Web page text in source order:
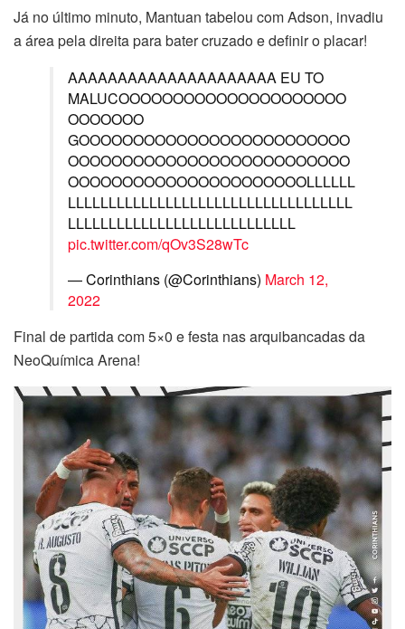
Já no último minuto, Mantuan tabelou com Adson, invadiu
a área pela direita para bater cruzado e definir o placar!
AAAAAAAAAAAAAAAAAAAAA EU TO
MALUCOOOOOOOOOOOOOOOOOOOOO
OOOOOOO
GOOOOOOOOOOOOOOOOOOOOOOOOO
OOOOOOOOOOOOOOOOOOOOOOOOOO
OOOOOOOOOOOOOOOOOOOOOOLLLLLL
LLLLLLLLLLLLLLLLLLLLLLLLLLLLLLLLLLL
LLLLLLLLLLLLLLLLLLLLLLLLLLLL
pic.twitter.com/qOv3S28wTc
— Corinthians (@Corinthians) March 12,
2022
Final de partida com 5×0 e festa nas arquibancadas da
NeoQuímica Arena!